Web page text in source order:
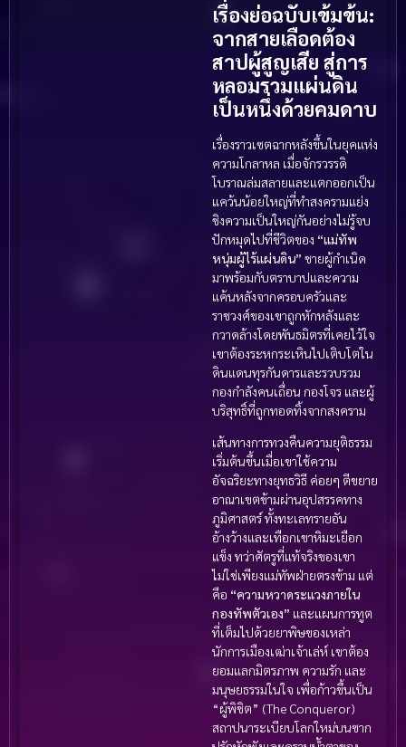
เรื่องย่อฉบับเข้มข้น:
จากสายเลือดต้อง
สาปผู้สูญเสีย สู่การ
หลอมรวมแผ่นดิน
เป็นหนึ่งด้วยคมดาบ
เรื่องราวเซตฉากหลังขึ้นในยุคแห่ง
ความโกลาหล เมื่อจักรวรรดิ
โบราณล่มสลายและแตกออกเป็น
แคว้นน้อยใหญ่ที่ทำสงครามแย่ง
ชิงความเป็นใหญ่กันอย่างไม่รู้จบ
ปักหมุดไปที่ชีวิตของ “แม่ทัพ
หนุ่มผู้ไร้แผ่นดิน” ชายผู้กำเนิด
มาพร้อมกับตราบาปและความ
แค้นหลังจากครอบครัวและ
ราชวงศ์ของเขาถูกหักหลังและ
กวาดล้างโดยพันธมิตรที่เคยไว้ใจ
เขาต้องระหกระเหินไปเติบโตใน
ดินแดนทุรกันดารและรวบรวม
กองกำลังคนเถื่อน กองโจร และผู้
บริสุทธิ์ที่ถูกทอดทิ้งจากสงคราม
เส้นทางการทวงคืนความยุติธรรม
เริ่มต้นขึ้นเมื่อเขาใช้ความ
อัจฉริยะทางยุทธวิธี ค่อยๆ ตีขยาย
อาณาเขตข้ามผ่านอุปสรรคทาง
ภูมิศาสตร์ ทั้งทะเลทรายอัน
อ้างว้างและเทือกเขาหิมะเยือก
แข็ง ทว่าศัตรูที่แท้จริงของเขา
ไม่ใช่เพียงแม่ทัพฝ่ายตรงข้าม แต่
คือ “ความหวาดระแวงภายใน
กองทัพตัวเอง” และแผนการทูต
ที่เต็มไปด้วยยาพิษของเหล่า
นักการเมืองเฒ่าเจ้าเล่ห์ เขาต้อง
ยอมแลกมิตรภาพ ความรัก และ
มนุษยธรรมในใจ เพื่อก้าวขึ้นเป็น
“ผู้พิชิต” (The Conqueror)
สถาปนาระเบียบโลกใหม่บนซาก